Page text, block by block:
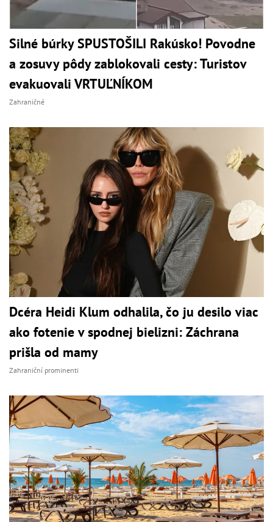
Silné búrky SPUSTOŠILI Rakúsko! Povodne
a zosuvy pôdy zablokovali cesty: Turistov
evakuovali VRTUĽNÍKOM
Zahraničné
Dcéra Heidi Klum odhalila, čo ju desilo viac
ako fotenie v spodnej bielizni: Záchrana
prišla od mamy
Zahraniční prominenti